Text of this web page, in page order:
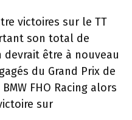
victoires sur le TT
son total de
devrait être à nouveau
du Grand Prix de
FHO Racing alors
sur